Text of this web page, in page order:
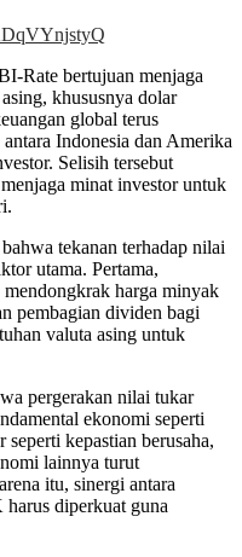
Rate bertujuan menjaga
khususnya dolar
global terus
Indonesia dan Amerika
. Selisih tersebut
minat investor untuk
.
tekanan terhadap nilai
utama. Pertama,
harga minyak
pembagian dividen bagi
valuta asing untuk
pergerakan nilai tukar
ekonomi seperti
seperti kepastian berusaha,
lainnya turut
itu, sinergi antara
harus diperkuat guna